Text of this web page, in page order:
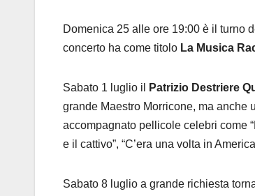
Domenica 25 alle ore 19:00 è il turno
concerto ha come titolo La Musica
Sabato 1 luglio il Patrizio Destriere
grande Maestro Morricone, ma anche
accompagnato pellicole celebri come
e il cattivo”, “C’era una volta in
Sabato 8 luglio a grande richiesta